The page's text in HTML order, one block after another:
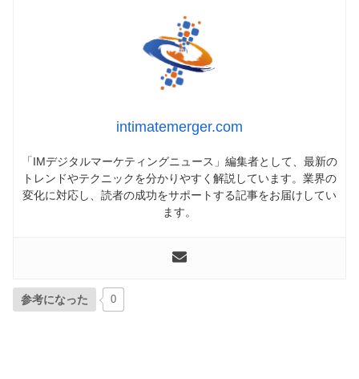
intimatemerger.com
「IMデジタルマーケティングニュース」編集者として、最新の
トレンドやテクニックを分かりやすく解説しています。業界の
変化に対応し、読者の成功をサポートする記事をお届けしてい
ます。
参考になった 0